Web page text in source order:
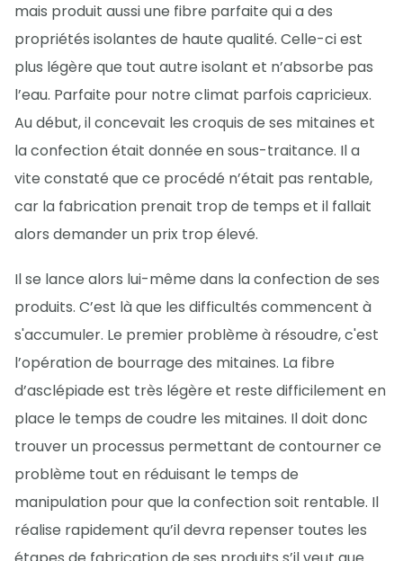
mais produit aussi une fibre parfaite qui a des
propriétés isolantes de haute qualité. Celle-ci est
plus légère que tout autre isolant et n’absorbe pas
l’eau. Parfaite pour notre climat parfois capricieux.
Au début, il concevait les croquis de ses mitaines et
la confection était donnée en sous-traitance. Il a
vite constaté que ce procédé n’était pas rentable,
car la fabrication prenait trop de temps et il fallait
alors demander un prix trop élevé.
Il se lance alors lui-même dans la confection de ses
produits. C’est là que les difficultés commencent à
s'accumuler. Le premier problème à résoudre, c'est
l’opération de bourrage des mitaines. La fibre
d’asclépiade est très légère et reste difficilement en
place le temps de coudre les mitaines. Il doit donc
trouver un processus permettant de contourner ce
problème tout en réduisant le temps de
manipulation pour que la confection soit rentable. Il
réalise rapidement qu’il devra repenser toutes les